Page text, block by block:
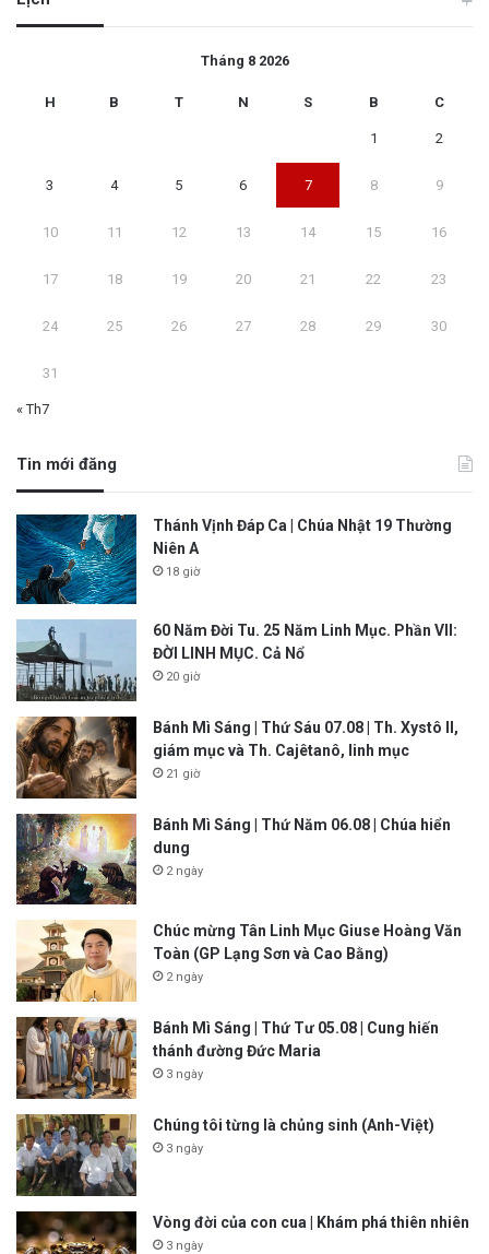
Tháng 8 2026
H B T N S B C
1 2
3 4 5 6 7 8 9
10 11 12 13 14 15 16
17 18 19 20 21 22 23
24 25 26 27 28 29 30
31
« Th7
Tin mới đăng
Thánh Vịnh Đáp Ca | Chúa Nhật 19 Thường
Niên A
18 giờ
60 Năm Đời Tu. 25 Năm Linh Mục. Phần VII:
ĐỜI LINH MỤC. Cả Nổ
20 giờ
Bánh Mì Sáng | Thứ Sáu 07.08 | Th. Xystô II,
giám mục và Th. Cajêtanô, linh mục
21 giờ
Bánh Mì Sáng | Thứ Năm 06.08 | Chúa hiển
dung
2 ngày
Chúc mừng Tân Linh Mục Giuse Hoàng Văn
Toàn (GP Lạng Sơn và Cao Bằng)
2 ngày
Bánh Mì Sáng | Thứ Tư 05.08 | Cung hiến
thánh đường Đức Maria
3 ngày
Chúng tôi từng là chủng sinh (Anh-Việt)
3 ngày
Vòng đời của con cua | Khám phá thiên nhiên
3 ngày